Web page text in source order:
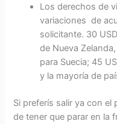
Los derechos de
variaciones de
solicitante. 30
de Nueva
para Suecia; 45
y la mayoría de
Si preferís salir ya con
de tener que parar en la